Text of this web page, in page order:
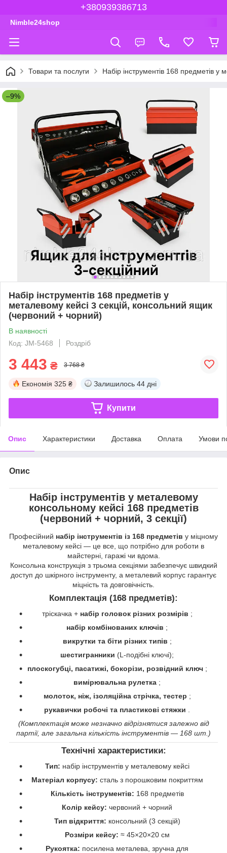
+380939386713
Nimble24shop
Товари та послуги Набір інструментів 168 предметів
–9%
Набір інструментів 168 предметів у
металевому кейсі 3 секцій, консольний ящик
(червоний + чорний)
В наявності
Код: JM-5468
Роздріб
3 443 ₴ 3 768 ₴
Економія 325 ₴ Залишилось 44 дні
Купити
Опис Характеристики Доставка Оплата Умови
Опис
Набір інструментів у металевому
консольному кейсі 168 предметів
(червоний + чорний, 3 секції)
Професійний набір інструментів із 168 предметів у міцному
металевому кейсі — це все, що потрібно для роботи в
майстерні, гаражі чи вдома.
Консольна конструкція з трьома секціями забезпечує швидкий
доступ до шкірного інструменту, а металевий корпус гарантує
міцність та довговічність.
Комплектація (168 предметів):
тріскачка + набір головок різних розмірів ;
набір комбінованих ключів ;
викрутки та біти різних типів ;
шестигранники (L-подібні ключі);
плоскогубці, пасатижі, бокорізи, розвідний ключ;
вимірювальна рулетка ;
молоток, ніж, ізоляційна стрічка, тестер ;
рукавички робочі та пластикові стяжки .
(Комплектація може незначно відрізнятися залежно від
партії, але загальна кількість інструментів — 168 шт.)
Технічні характеристики:
Тип: набір інструментів у металевому кейсі
Матеріал корпусу: сталь з порошковим покриттям
Кількість інструментів: 168 предметів
Колір кейсу: червоний + чорний
Тип відкриття: консольний (3 секцій)
Розміри кейсу: ≈ 45×20×20 см
Рукоятка: посилена металева, зручна для